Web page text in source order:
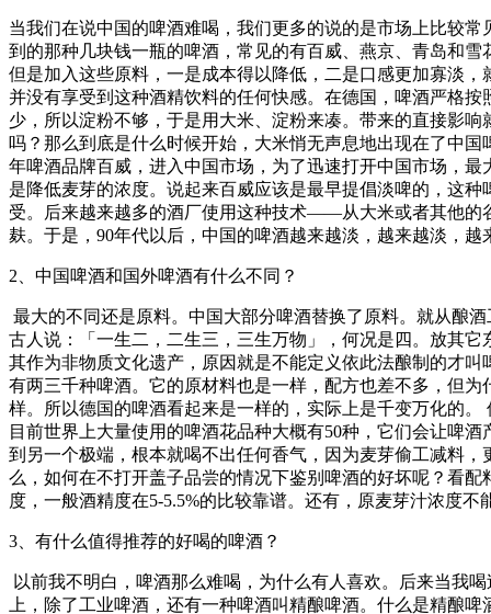
当我们在说中国的啤酒难喝，我们更多的说的是市场上比较
到的那种几块钱一瓶的啤酒，常见的有百威、燕京、青岛和
但是加入这些原料，一是成本得以降低，二是口感更加寡淡
并没有享受到这种酒精饮料的任何快感。在德国，啤酒严格
少，所以淀粉不够，于是用大米、淀粉来凑。带来的直接影
吗？那么到底是什么时候开始，大米悄无声息地出现在了中
年啤酒品牌百威，进入中国市场，为了迅速打开中国市场，
是降低麦芽的浓度。说起来百威应该是最早提倡淡啤的，这
受。后来越来越多的酒厂使用这种技术——从大米或者其他的
麸。于是，90年代以后，中国的啤酒越来越淡，越来越淡，越
2、中国啤酒和国外啤酒有什么不同？
最大的不同还是原料。中国大部分啤酒替换了原料。就从酿
古人说：「一生二，二生三，三生万物」，何况是四。放其
其作为非物质文化遗产，原因就是不能定义依此法酿制的才
有两三千种啤酒。它的原材料也是一样，配方也差不多，但
样。所以德国的啤酒看起来是一样的，实际上是千变万化的
目前世界上大量使用的啤酒花品种大概有50种，它们会让啤
到另一个极端，根本就喝不出任何香气，因为麦芽偷工减料
么，如何在不打开盖子品尝的情况下鉴别啤酒的好坏呢？看
度，一般酒精度在5-5.5%的比较靠谱。还有，原麦芽汁浓度不
3、有什么值得推荐的好喝的啤酒？
以前我不明白，啤酒那么难喝，为什么有人喜欢。后来当我
上，除了工业啤酒，还有一种啤酒叫精酿啤酒。什么是精酿